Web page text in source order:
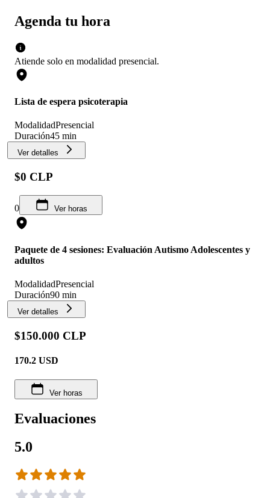
Agenda tu hora
Atiende solo en modalidad presencial.
Lista de espera psicoterapia
ModalidadPresencial
Duración45 min
Ver detalles
$0 CLP
0 Ver horas
Paquete de 4 sesiones: Evaluación Autismo Adolescentes y
adultos
ModalidadPresencial
Duración90 min
Ver detalles
$150.000 CLP
170.2 USD
Ver horas
Evaluaciones
5.0